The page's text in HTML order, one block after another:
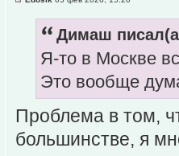
Димаш
Я-то в Москве
Это вообще
Проблема в том,
большинстве, я